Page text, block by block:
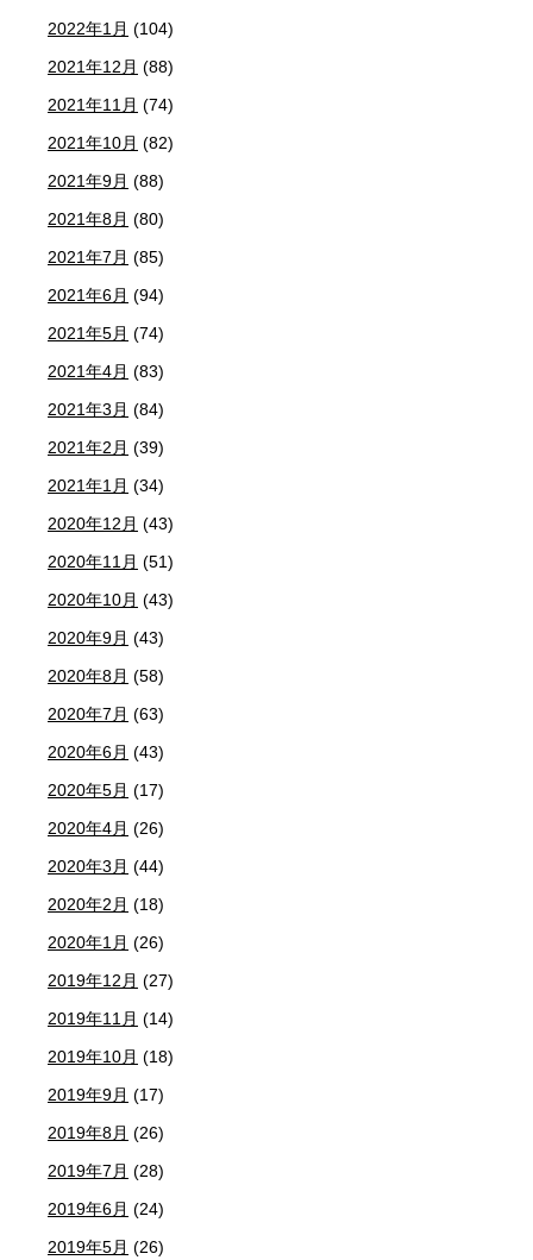
2022年1月 (104)
2021年12月 (88)
2021年11月 (74)
2021年10月 (82)
2021年9月 (88)
2021年8月 (80)
2021年7月 (85)
2021年6月 (94)
2021年5月 (74)
2021年4月 (83)
2021年3月 (84)
2021年2月 (39)
2021年1月 (34)
2020年12月 (43)
2020年11月 (51)
2020年10月 (43)
2020年9月 (43)
2020年8月 (58)
2020年7月 (63)
2020年6月 (43)
2020年5月 (17)
2020年4月 (26)
2020年3月 (44)
2020年2月 (18)
2020年1月 (26)
2019年12月 (27)
2019年11月 (14)
2019年10月 (18)
2019年9月 (17)
2019年8月 (26)
2019年7月 (28)
2019年6月 (24)
2019年5月 (26)